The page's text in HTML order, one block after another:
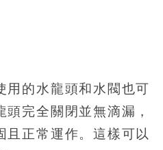
用的水龍頭和水閥也可
完全關閉並無滴漏，
且正常運作。這樣可以